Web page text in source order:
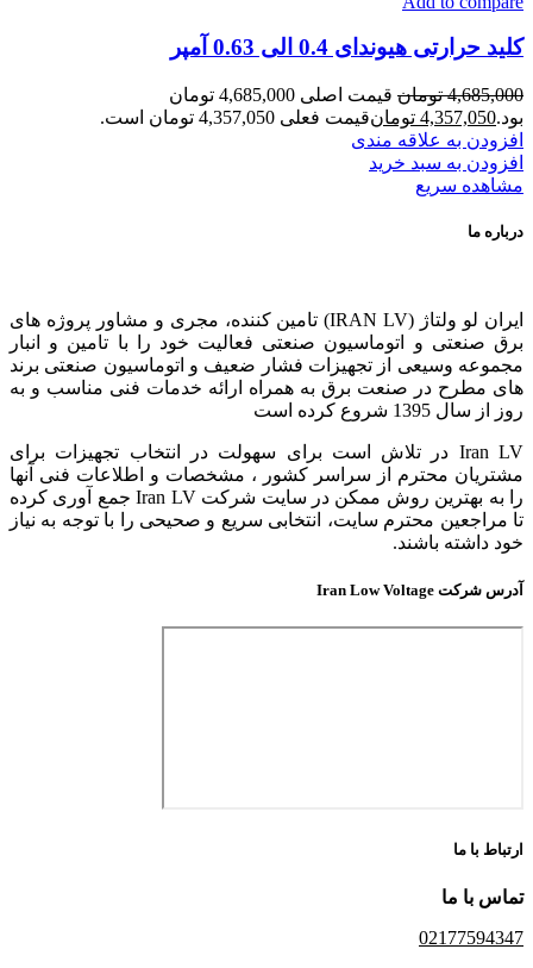
کلید حرارتی هیوندای 0.4 الی 0.63 آمپر
4,685,000 تومان
قیمت اصلی 4,685,000 تومان
بود.4,357,050 تومانقیمت فعلی 4,357,050 تومان است.
افزودن به علاقه مندی
افزودن به سبد خرید
مشاهده سریع
درباره ما
ایران لو ولتاژ (IRAN LV) تامین کننده، مجری و مشاور پروژه های
برق صنعتی و اتوماسیون صنعتی فعالیت خود را با تامین و انبار
مجموعه وسیعی از تجهیزات فشار ضعیف و اتوماسیون صنعتی برند
های مطرح در صنعت برق به همراه ارائه خدمات فنی مناسب و به
روز از سال 1395 شروع کرده است
Iran LV در تلاش است برای سهولت در انتخاب تجهیزات برای
مشتریان محترم از سراسر کشور ، مشخصات و اطلاعات فنی آنها
را به بهترین روش ممکن در سایت شرکت Iran LV جمع آوری کرده
تا مراجعین محترم سایت، انتخابی سریع و صحیحی را با توجه به نیاز
خود داشته باشند.
آدرس شرکت Iran Low Voltage
ارتباط با ما
تماس با ما
02177594347